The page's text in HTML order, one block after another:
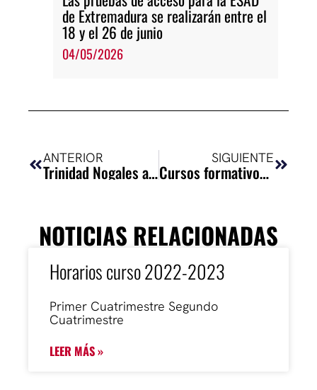
de Extremadura se realizarán entre el
18 y el 26 de junio
04/05/2026
ANTERIOR
Trinidad Nogales asegura en la inauguración del curso de la ESAD que el Gobex seguirá apostando por los profesionales de la cultura
SIGUIENTE
Cursos formativos ESAD Extremadura
NOTICIAS RELACIONADAS
Horarios curso 2022-2023
Primer Cuatrimestre Segundo
Cuatrimestre
LEER MÁS »